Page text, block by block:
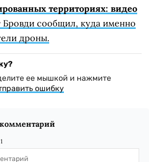
территориях: видео
Бровди сообщил, куда именно
дроны.
ее мышкой и нажмите
ошибку
1